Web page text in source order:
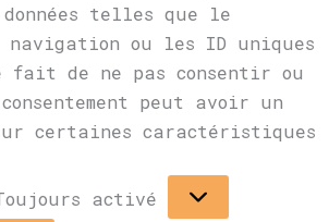
telles que le
navigation ou les ID uniques
de ne pas consentir ou
peut avoir un
certaines caractéristiques
activé